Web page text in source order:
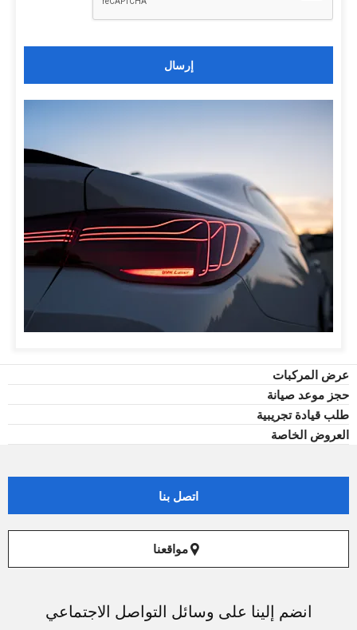
إرسال
عرض المركبات
حجز موعد صيانة
طلب قيادة تجريبية
العروض الخاصة
اتصل بنا
مواقعنا
انضم إلينا على وسائل التواصل الاجتماعي